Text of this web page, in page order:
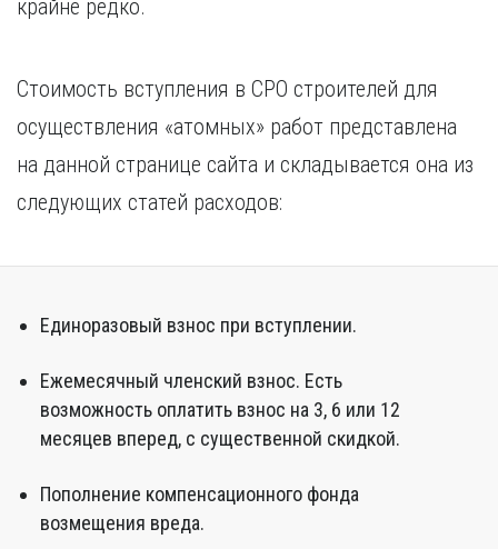
крайне редко.
Стоимость вступления в СРО строителей для
осуществления «атомных» работ представлена
на данной странице сайта и складывается она из
следующих статей расходов:
Единоразовый взнос при вступлении.
Ежемесячный членский взнос. Есть
возможность оплатить взнос на 3, 6 или 12
месяцев вперед, с существенной скидкой.
Пополнение компенсационного фонда
возмещения вреда.